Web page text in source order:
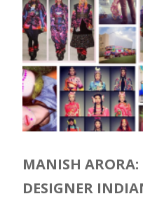
MANISH
DESIGNER